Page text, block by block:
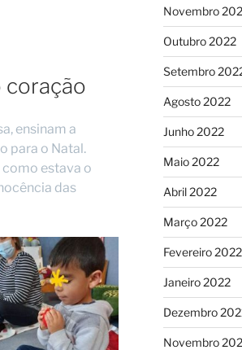
coração
ensinam a
para o Natal.
estava o
das
Novembro
Outubro 2022
Setembro
Agosto 2022
Junho 2022
Maio 2022
Abril 2022
Março 2022
Fevereiro 2022
Janeiro 2022
Dezembro
Novembro